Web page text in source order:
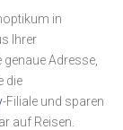
in
Ihrer
Adresse,
die
-Filiale und sparen
auf Reisen.